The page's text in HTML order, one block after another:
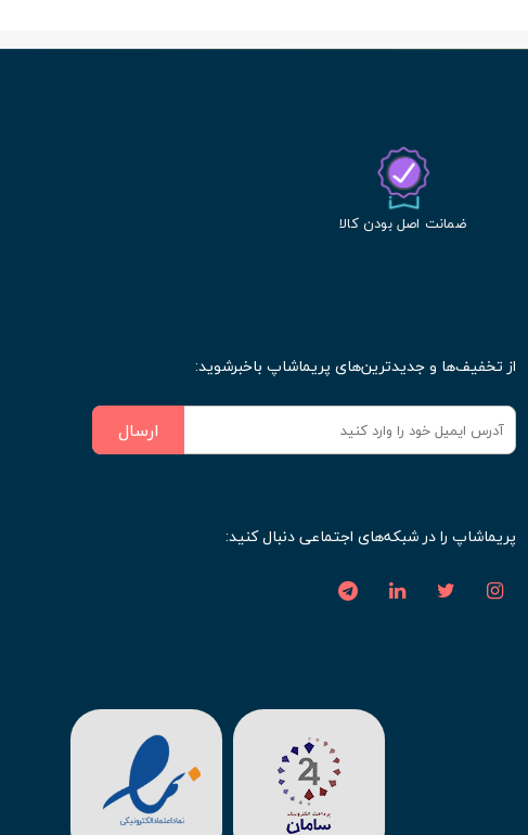
ضمانت اصل بودن کالا
از تخفیف‌ها و جدیدترین‌های پریماشاپ باخبرشوید:
ارسال
پریماشاپ را در شبکه‌های اجتماعی دنبال کنید: